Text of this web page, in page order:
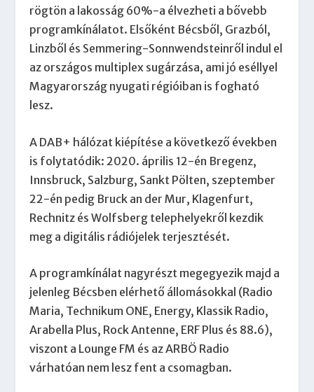
rögtön a lakosság 60%-a élvezheti a bővebb
programkínálatot. Elsőként Bécsből, Grazból,
Linzből és Semmering-Sonnwendsteinről indul el
az országos multiplex sugárzása, ami jó eséllyel
Magyarország nyugati régióiban is fogható
lesz.
A DAB+ hálózat kiépítése a következő években
is folytatódik: 2020. április 12-én Bregenz,
Innsbruck, Salzburg, Sankt Pölten, szeptember
22-én pedig Bruck an der Mur, Klagenfurt,
Rechnitz és Wolfsberg telephelyekről kezdik
meg a digitális rádiójelek terjesztését.
A programkínálat nagyrészt megegyezik majd a
jelenleg Bécsben elérhető állomásokkal (Radio
Maria, Tech­nikum ONE, Energy, Klassik Radio,
Arabella Plus, Rock Antenne, ERF Plus és 88.6),
viszont a Lounge FM és az ARBÖ Radio
várhatóan nem lesz fent a csomagban.